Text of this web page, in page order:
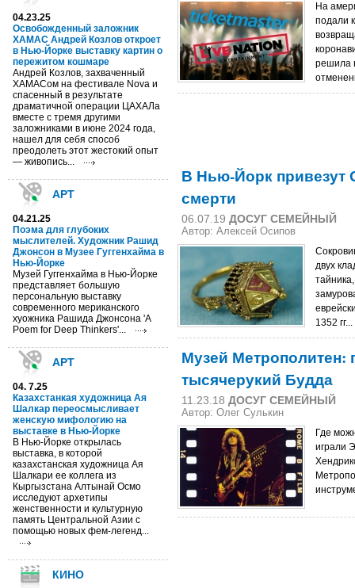
04.23.25
Освобожденный заложник
ХАМАС Андрей Козлов откроет
в Нью-Йорке выставку картин о
пережитом кошмаре
Андрей Козлов, захваченный
ХАМАСом на фестивале Nova и
спасенный в результате
драматичной операции ЦАХАЛа
вместе с тремя другими
заложниками в июне 2024 года,
нашел для себя способ
преодолеть этот жестокий опыт
— живопись...
АРТ
04.21.25
Поэма для глубоких
мыслителей. Художник Рашид
Джонсон в Музее Гуггенхайма в
Нью-Йорке
Музей Гуггенхайма в Нью-Йорке
представляет большую
персональную выставку
современного мериканского
хуожника Рашида Джонсона 'A
Poem for Deep Thinkers'...
АРТ
04. 7.25
Казахстанкая художница Ая
Шалкар переосмысливает
женскую мифологию на
выставке в Нью-Йорке
В Нью-Йорке открылась
выставка, в которой
казахстанская художница Ая
Шалкари ее коллега из
Кыргызстана Алтынай Осмо
исследуют архетипы
женственности и культурную
память Центральной Азии с
помощью новых фем-легенд...
КИНО
На
подали
решила
В Нью-Йорк привезут
смерти
06.07.19 ДОСУГ СЕМЕЙНЫЙ
Автор: Алексей Осипов
двух
1352 гг...
Музей Метрополитен:
тысячерукий Будда
11.23.18 ДОСУГ СЕМЕЙНЫЙ
Автор: Олег Сулькин
Где
играли